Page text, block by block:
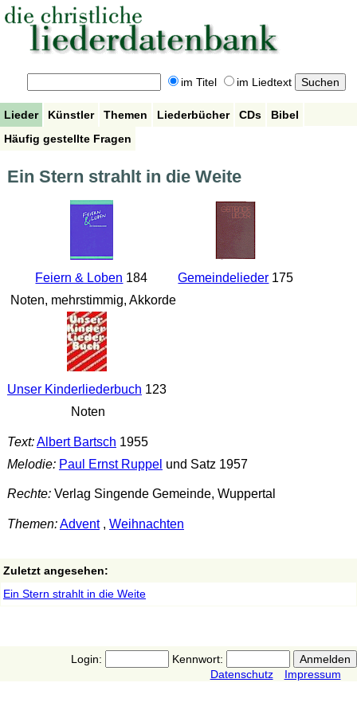
im Titel im Liedtext
Lieder Künstler Themen Liederbücher CDs
Bibel
Häufig gestellte Fragen
Ein Stern strahlt in die Weite
Feiern & Loben 184
Noten, mehrstimmig, Akkorde
Gemeindelieder 175
Unser Kinderliederbuch 123
Noten
Text:Albert Bartsch 1955
Melodie: Paul Ernst Ruppel und Satz 1957
Rechte:Verlag Singende Gemeinde, Wuppertal
Themen:Advent, Weihnachten
Zuletzt angesehen:
Ein Stern strahlt in die Weite
Login:
Kennwort:
Datenschutz
Impressum